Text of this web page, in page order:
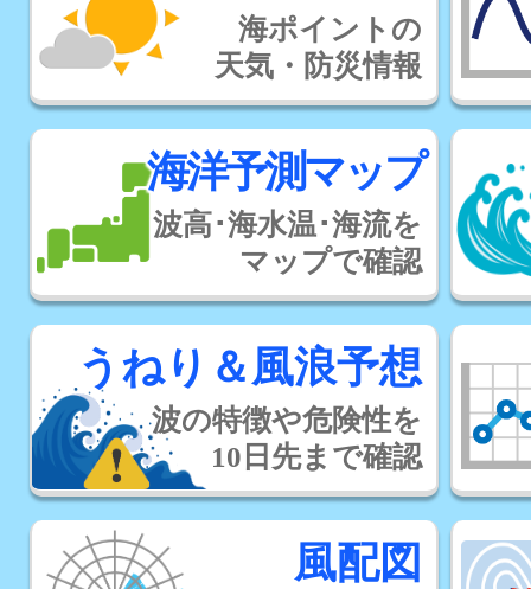
海ポイントの
天気・防災情報
海洋予測マップ
波高･海水温･海流を
マップで確認
うねり＆風浪予想
波の特徴や危険性を
10日先まで確認
風配図